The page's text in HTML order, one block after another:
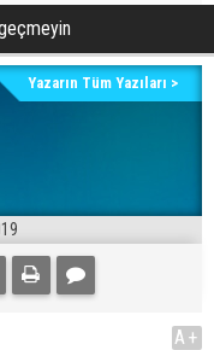
Yazarın Tüm Yazıları >
A+